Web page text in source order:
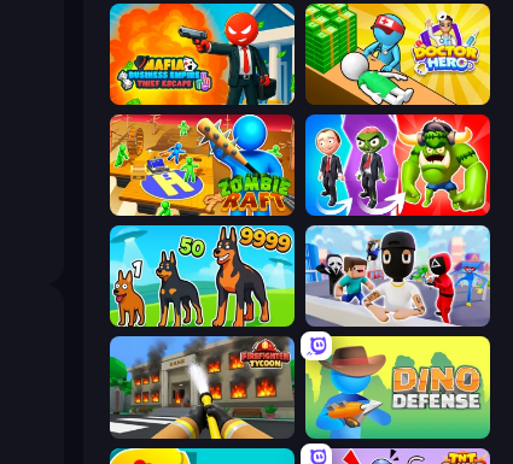
Mafia Business Empire: Thief Escape Doctor Hero
Zombie Raft Infection Town of Zombies
Dogs vs Aliens
Obby: Firefighter Tycoon Dino Defense